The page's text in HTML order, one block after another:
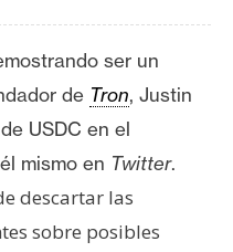
ser un
de Tron, Justin
USDC en el
él mismo en Twitter.
descartar las
sobre posibles